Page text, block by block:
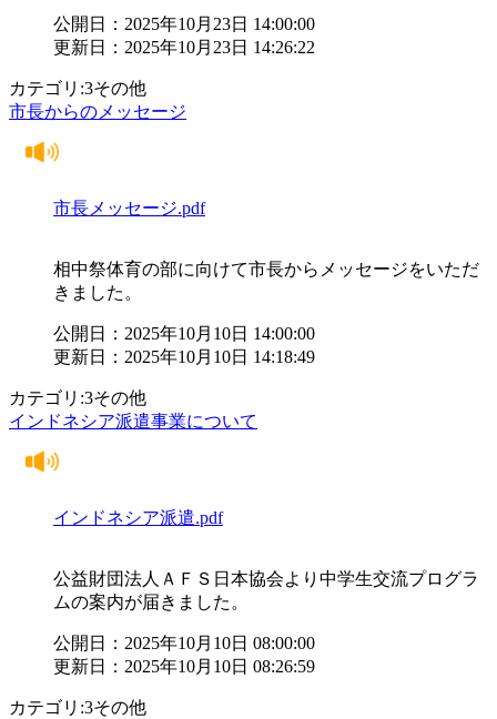
公開日：2025年10月23日 14:00:00
更新日：2025年10月23日 14:26:22
カテゴリ:3その他
市長からのメッセージ
市長メッセージ.pdf
相中祭体育の部に向けて市長からメッセージをいただ
きました。
公開日：2025年10月10日 14:00:00
更新日：2025年10月10日 14:18:49
カテゴリ:3その他
インドネシア派遣事業について
インドネシア派遣.pdf
公益財団法人ＡＦＳ日本協会より中学生交流プログラ
ムの案内が届きました。
公開日：2025年10月10日 08:00:00
更新日：2025年10月10日 08:26:59
カテゴリ:3その他